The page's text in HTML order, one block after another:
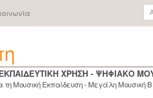
ΧΡΗΣΗ - ΨΗΦΙΑΚΟ
Μουσική Εκπαίδευση - Μεγάλη Μουσική